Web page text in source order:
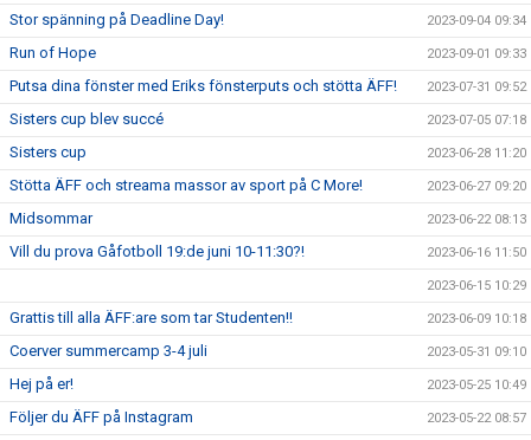
Stor spänning på Deadline Day! 2023-09-04 09:34
Run of Hope 2023-09-01 09:33
Putsa dina fönster med Eriks fönsterputs och stötta ÄFF! 2023-07-31 09:52
Sisters cup blev succé 2023-07-05 07:18
Sisters cup 2023-06-28 11:20
Stötta ÄFF och streama massor av sport på C More! 2023-06-27 09:20
Midsommar 2023-06-22 08:13
Vill du prova Gåfotboll 19:de juni 10-11:30?! 2023-06-16 11:50
2023-06-15 10:29
Grattis till alla ÄFF:are som tar Studenten!! 2023-06-09 10:18
Coerver summercamp 3-4 juli 2023-05-31 09:10
Hej på er! 2023-05-25 10:49
Följer du ÄFF på Instagram 2023-05-22 08:57